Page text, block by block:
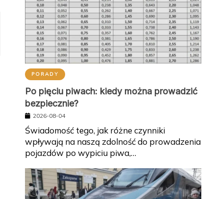
PORADY
Po pięciu piwach: kiedy można prowadzić
bezpiecznie?
2026-08-04
Świadomość tego, jak różne czynniki
wpływają na naszą zdolność do prowadzenia
pojazdów po wypiciu piwa,…